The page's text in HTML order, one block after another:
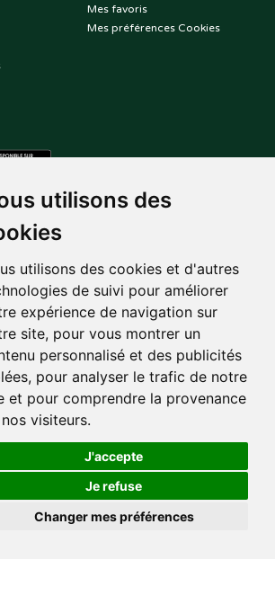
utilisons des
utilisons des cookies et d'autres
de suivi pour améliorer
expérience de navigation sur
site, pour vous montrer un
personnalisé et des publicités
pour analyser le trafic de notre
et pour comprendre la provenance
visiteurs.
J'accepte
Je refuse
Changer mes préférences
Mes favoris
Mes préférences Cookies
Paiement sécurisé
Suivez-nous sur
soin de la peau, maquillage, toutes vos